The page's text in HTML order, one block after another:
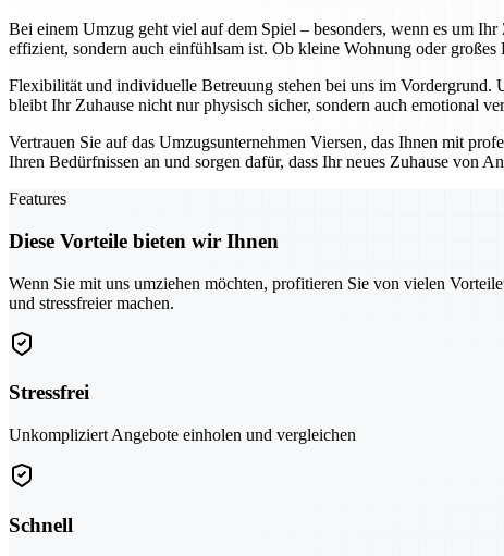
Bei einem Umzug geht viel auf dem Spiel – besonders, wenn es um
effizient, sondern auch einfühlsam ist. Ob kleine Wohnung oder
Flexibilität und individuelle Betreuung stehen bei uns im Vordergrund.
bleibt Ihr Zuhause nicht nur physisch sicher, sondern auch emotional
Vertrauen Sie auf das Umzugsunternehmen Viersen, das Ihnen mit
Ihren Bedürfnissen an und sorgen dafür, dass Ihr neues Zuhause von
Features
Diese Vorteile bieten wir Ihnen
Wenn Sie mit uns umziehen möchten, profitieren Sie von vielen
und stressfreier machen.
Stressfrei
Unkompliziert Angebote einholen und vergleichen
Schnell